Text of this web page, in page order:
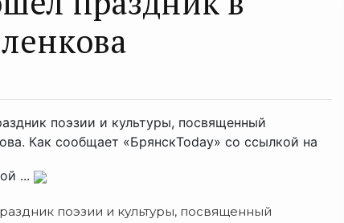
поэзии и культуры, посвященный
Как сообщает «БрянскToday» со ссылкой на
...
поэзии и культуры, посвященный